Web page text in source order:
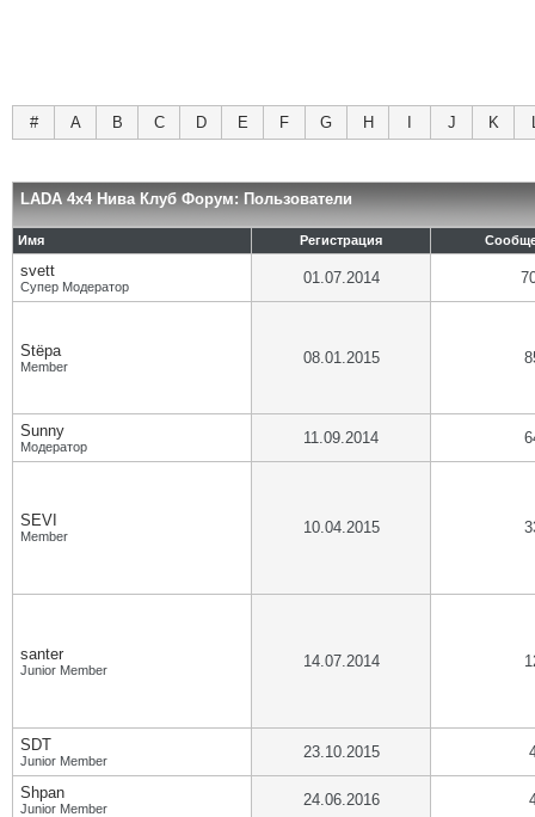
# A B C D E F G H J K
LADA 4x4 Нива Клуб Форум: Пользователи
Имя Регистрация
svett
Супер Модератор 01.07.2014
Stёpa
Member 08.01.2015
Sunny
Модератор 11.09.2014
SEVI
Member 10.04.2015
santer
Junior Member 14.07.2014
SDT
Junior Member 23.10.2015
Shpan
Junior Member 24.06.2016